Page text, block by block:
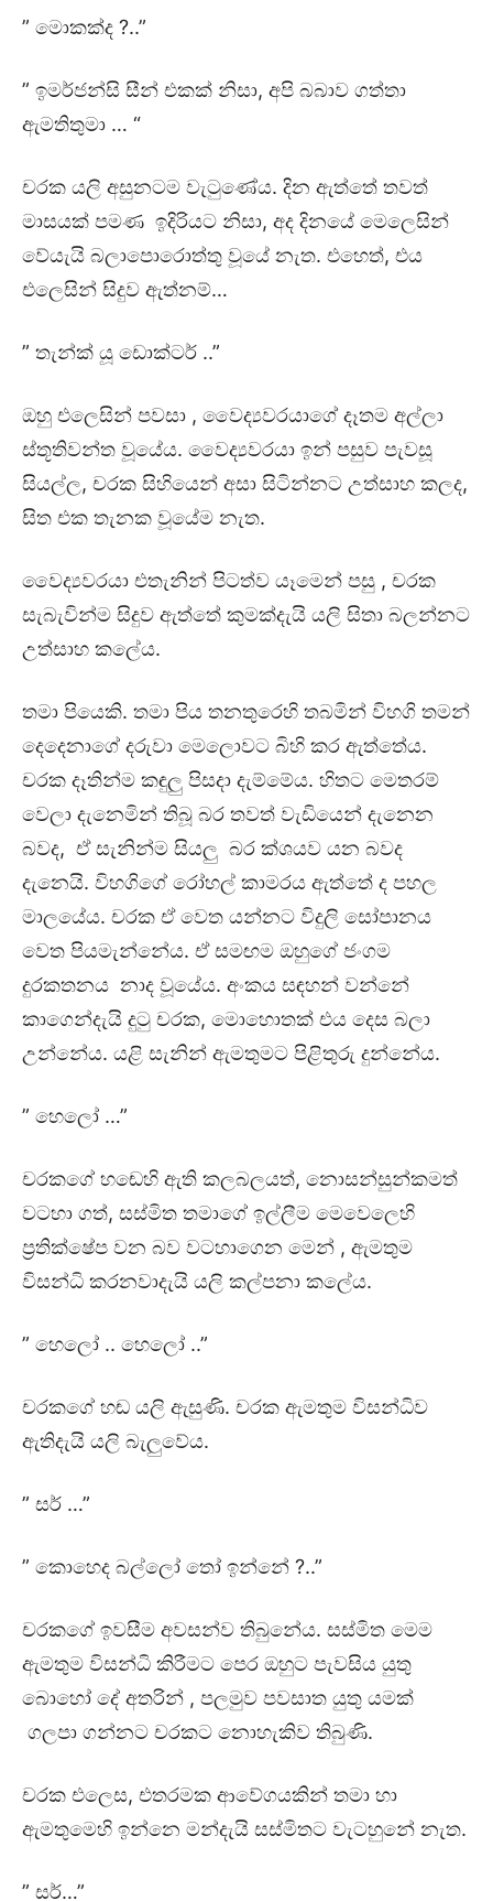
” මොකක්ද ?..”
” ඉමර්ජන්සි සීන් එකක් නිසා, අපි බබාව ගත්තා
ඇමතිතුමා … “
චරක යලි අසුනටම වැටුණේය. දින ඇත්තේ තවත්
මාසයක් පමණ ඉදිරියට නිසා, අද දිනයේ මෙලෙසින්
වේයැයි බලාපොරොත්තු වූයේ නැත. එහෙත්, එය
එලෙසින් සිදුව ඇත්නම්…
” තැන්ක් යූ ඩොක්ටර් ..”
ඔහු එලෙසින් පවසා , වෛද්‍යවරයාගේ දෑතම අල්ලා
ස්තූතිවන්ත වූයේය. වෛද්‍යවරයා ඉන් පසුව පැවසූ
සියල්ල, චරක සිහියෙන් අසා සිටින්නට උත්සාහ කලද,
සිත එක තැනක වූයේම නැත.
වෛද්‍යවරයා එතැනින් පිටත්ව යෑමෙන් පසු , චරක
සැබැවින්ම සිදුව ඇත්තේ කුමක්දැයි යලි සිතා බලන්නට
උත්සාහ කලේය.
තමා පියෙකි. තමා පිය තනතුරෙහි තබමින් විහගි තමන්
දෙදෙනාගේ දරුවා මෙලොවට බිහි කර ඇත්තේය.
චරක දෑතින්ම කඳුලු පිසදා දැම්මේය. හිතට මෙතරම්
වෙලා දැනෙමින් තිබූ බර තවත් වැඩියෙන් දැනෙන
බවද, ඒ සැනින්ම සියලු බර ක්ශයව යන බවද
දැනෙයි. විහගිගේ රෝහල් කාමරය ඇත්තේ ද පහල
මාලයේය. චරක ඒ වෙත යන්නට විදුලි සෝපානය
වෙත පියමැන්නේය. ඒ සමඟම ඔහුගේ ජංගම
දුරකතනය නාද වූයේය. අංකය සඳහන් වන්නේ
කාගෙන්දැයි දුටු චරක, මොහොතක් එය දෙස බලා
උන්නේය. යළි සැනින් ඇමතුමට පිළිතුරු දුන්නේය.
” හෙලෝ …”
චරකගේ හඬෙහි ඇති කලබලයත්, නොසන්සුන්කමත්
වටහා ගත්, සස්මිත තමාගේ ඉල්ලීම මෙවෙලෙහි
ප්‍රතික්ෂේප වන බව වටහාගෙන මෙන් , ඇමතුම
විසන්ධි කරනවාදැයි යලි කල්පනා කලේය.
” හෙලෝ .. හෙලෝ ..”
චරකගේ හඬ යලි ඇසුණි. චරක ඇමතුම විසන්ධිව
ඇතිදැයි යලි බැලුවේය.
” සර් …”
” කොහෙද බල්ලෝ තෝ ඉන්නේ ?..”
චරකගේ ඉවසීම අවසන්ව තිබුනේය. සස්මිත මෙම
ඇමතුම විසන්ධි කිරීමට පෙර ඔහුට පැවසිය යුතු
බොහෝ දේ අතරින් , පලමුව පවසාත යුතු යමක්
ගලපා ගන්නට චරකට නොහැකිව තිබුණි.
චරක එලෙස, එතරමක ආවේගයකින් තමා හා
ඇමතුමෙහි ඉන්නෙ මන්දැයි සස්මිතට වැටහුනේ නැත.
” සර්…”